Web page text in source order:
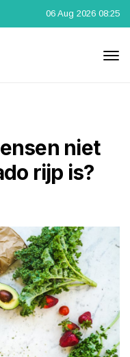
06 Aug 2026 08:25
niet
rijp is?